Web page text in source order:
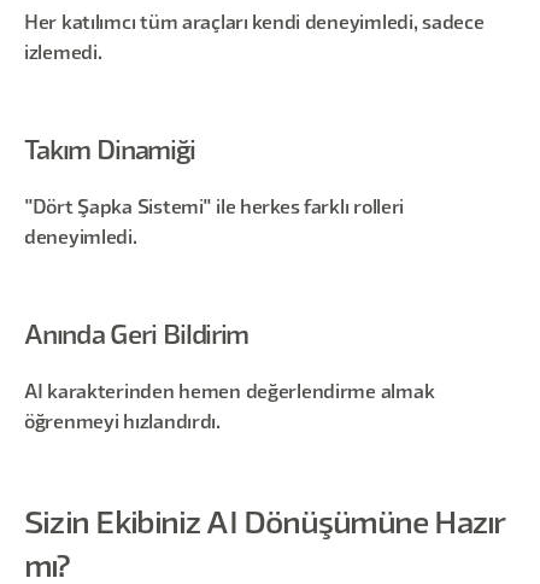
Her katılımcı tüm araçları kendi deneyimledi, sadece
izlemedi.
Takım Dinamiği
"Dört Şapka Sistemi" ile herkes farklı rolleri
deneyimledi.
Anında Geri Bildirim
AI karakterinden hemen değerlendirme almak
öğrenmeyi hızlandırdı.
Sizin Ekibiniz AI Dönüşümüne Hazır
mı?